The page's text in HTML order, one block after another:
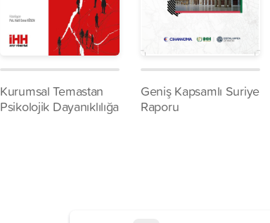
Kurumsal Temastan
Psikolojik Dayanıklılığa
Geniş Kapsamlı Suriye
Raporu